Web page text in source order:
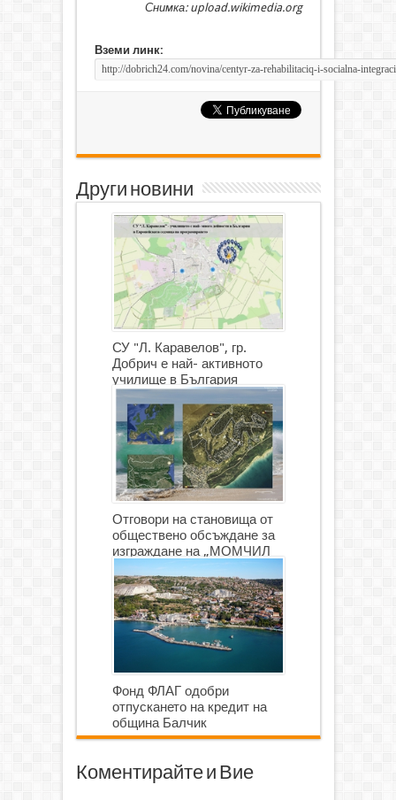
Снимка: upload.wikimedia.org
Вземи линк:
Други новини
СУ "Л. Каравелов", гр.
Добрич е най- активното
училище в България
Отговори на становища от
обществено обсъждане за
изграждане на „МОМЧИЛ
ГОЛФ И ГОЛФ ИГРИЩЕ”
Фонд ФЛАГ одобри
отпускането на кредит на
община Балчик
Коментирайте и Вие